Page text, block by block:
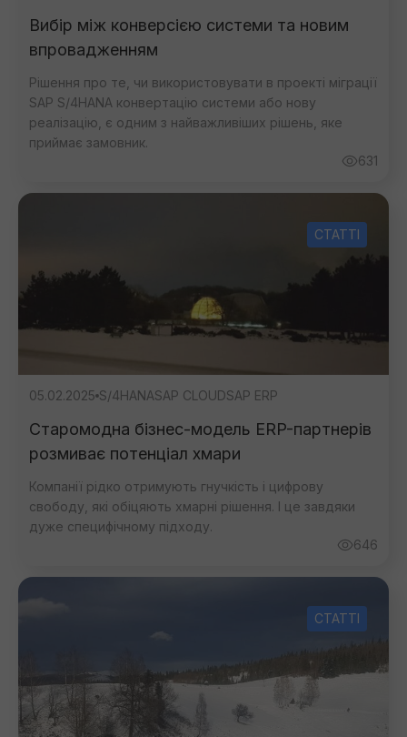
Вибір між конверсією системи та новим
впровадженням
Рішення про те, чи використовувати в проекті міграції
SAP S/4HANA конвертацію системи або нову
реалізацію, є одним з найважливіших рішень, яке
приймає замовник.
631
СТАТТІ
05.02.2025 S/4HANASAP CLOUDSAP ERP
Старомодна бізнес-модель ERP-партнерів
розмиває потенціал хмари
Компанії рідко отримують гнучкість і цифрову
свободу, які обіцяють хмарні рішення. І це завдяки
дуже специфічному підходу.
646
СТАТТІ
Зворотній зв'язок
повідомлення надіслано.